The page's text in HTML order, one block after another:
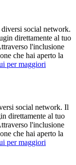
social network.
direttamente al tuo
l'inclusione
che hai aperto la
per maggiori
social network. Il
direttamente al tuo
l'inclusione
che hai aperto la
per maggiori